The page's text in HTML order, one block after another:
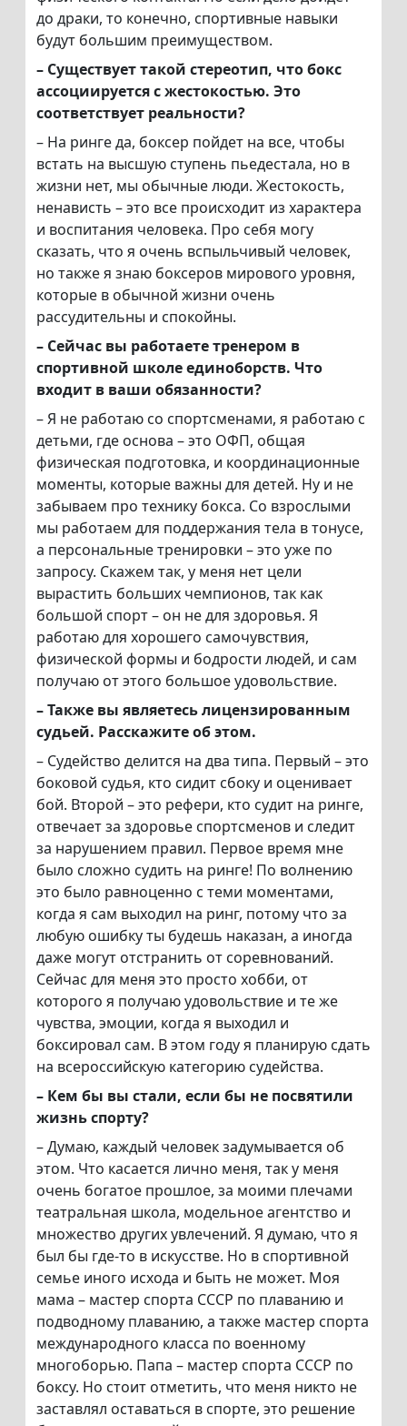
до драки, то конечно, спортивные навыки
будут большим преимуществом.
– Существует такой стереотип, что бокс
ассоциируется с жестокостью. Это
соответствует реальности?
– На ринге да, боксер пойдет на все, чтобы
встать на высшую ступень пьедестала, но в
жизни нет, мы обычные люди. Жестокость,
ненависть – это все происходит из характера
и воспитания человека. Про себя могу
сказать, что я очень вспыльчивый человек,
но также я знаю боксеров мирового уровня,
которые в обычной жизни очень
рассудительны и спокойны.
– Сейчас вы работаете тренером в
спортивной школе единоборств. Что
входит в ваши обязанности?
– Я не работаю со спортсменами, я работаю с
детьми, где основа – это ОФП, общая
физическая подготовка, и координационные
моменты, которые важны для детей. Ну и не
забываем про технику бокса. Со взрослыми
мы работаем для поддержания тела в тонусе,
а персональные тренировки – это уже по
запросу. Скажем так, у меня нет цели
вырастить больших чемпионов, так как
большой спорт – он не для здоровья. Я
работаю для хорошего самочувствия,
физической формы и бодрости людей, и сам
получаю от этого большое удовольствие.
– Также вы являетесь лицензированным
судьей. Расскажите об этом.
– Судейство делится на два типа. Первый – это
боковой судья, кто сидит сбоку и оценивает
бой. Второй – это рефери, кто судит на ринге,
отвечает за здоровье спортсменов и следит
за нарушением правил. Первое время мне
было сложно судить на ринге! По волнению
это было равноценно с теми моментами,
когда я сам выходил на ринг, потому что за
любую ошибку ты будешь наказан, а иногда
даже могут отстранить от соревнований.
Сейчас для меня это просто хобби, от
которого я получаю удовольствие и те же
чувства, эмоции, когда я выходил и
боксировал сам. В этом году я планирую сдать
на всероссийскую категорию судейства.
– Кем бы вы стали, если бы не посвятили
жизнь спорту?
– Думаю, каждый человек задумывается об
этом. Что касается лично меня, так у меня
очень богатое прошлое, за моими плечами
театральная школа, модельное агентство и
множество других увлечений. Я думаю, что я
был бы где-то в искусстве. Но в спортивной
семье иного исхода и быть не может. Моя
мама – мастер спорта СССР по плаванию и
подводному плаванию, а также мастер спорта
международного класса по военному
многоборью. Папа – мастер спорта СССР по
боксу. Но стоит отметить, что меня никто не
заставлял оставаться в спорте, это решение